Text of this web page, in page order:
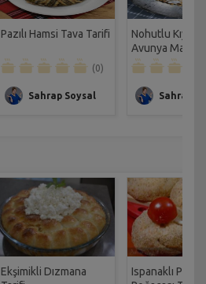
Pazılı Hamsi Tava Tarifi
(0)
Sahrap Soysal
Nohutlu Kıymalı
Avunya
Sahrap
Ekşimikli Dızmana
Ispanaklı